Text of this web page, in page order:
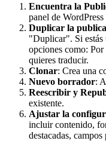
Encuentra la
panel de
Duplicar la
"Duplicar". Si estás
opciones como: Por
quieres traducir.
Clonar: Crea una
Nuevo borrador:
Reescribir y
existente.
Ajustar la
incluir contenido,
destacadas,